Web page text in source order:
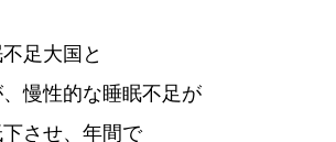
足大国と
慢性的な睡眠不足が
させ、年間で